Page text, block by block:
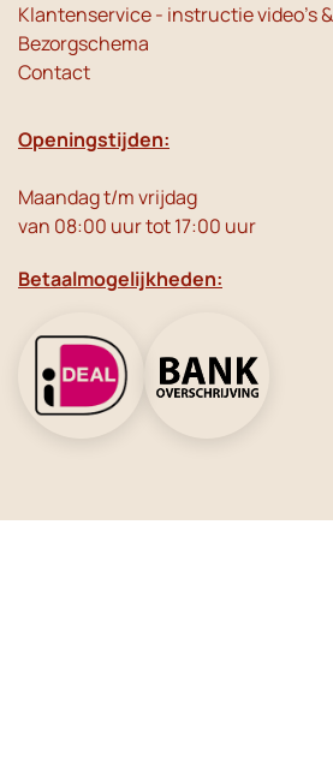
Klantenservice - instructie video's
Bezorgschema
Contact
Openingstijden:
Maandag t/m vrijdag
van 08:00 uur tot 17:00 uur
Betaalmogelijkheden: